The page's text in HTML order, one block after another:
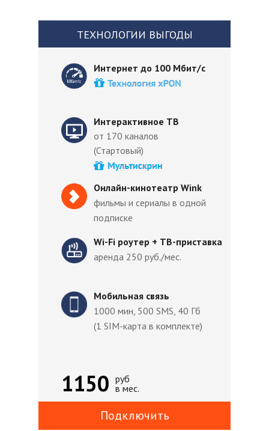
Интерактивное ТВ
от 170 каналов
(Стартовый)
Интернет до 100 Мбит/с
Мобильная связь
1000 мин, 500 SMS, 40 Гб
(1 SIM-карта в комплекте)
руб
в мес.
Онлайн-кинотеатр Wink
фильмы и сериалы в одной
подписке
Wi-Fi роутер + ТВ-приставка
аренда 250 руб./мес.
Подключить
1150
ТЕХНОЛОГИИ ВЫГОДЫ